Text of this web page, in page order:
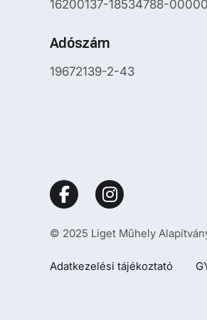
16200137-18534788-
Adószám
19672139-2-43
© 2025 Liget Műhely
Adatkezelési tájékoztató